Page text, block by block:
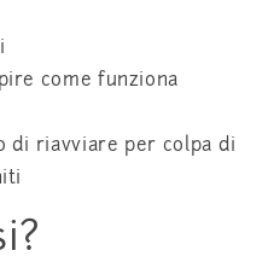
come funziona
di riavviare per colpa di